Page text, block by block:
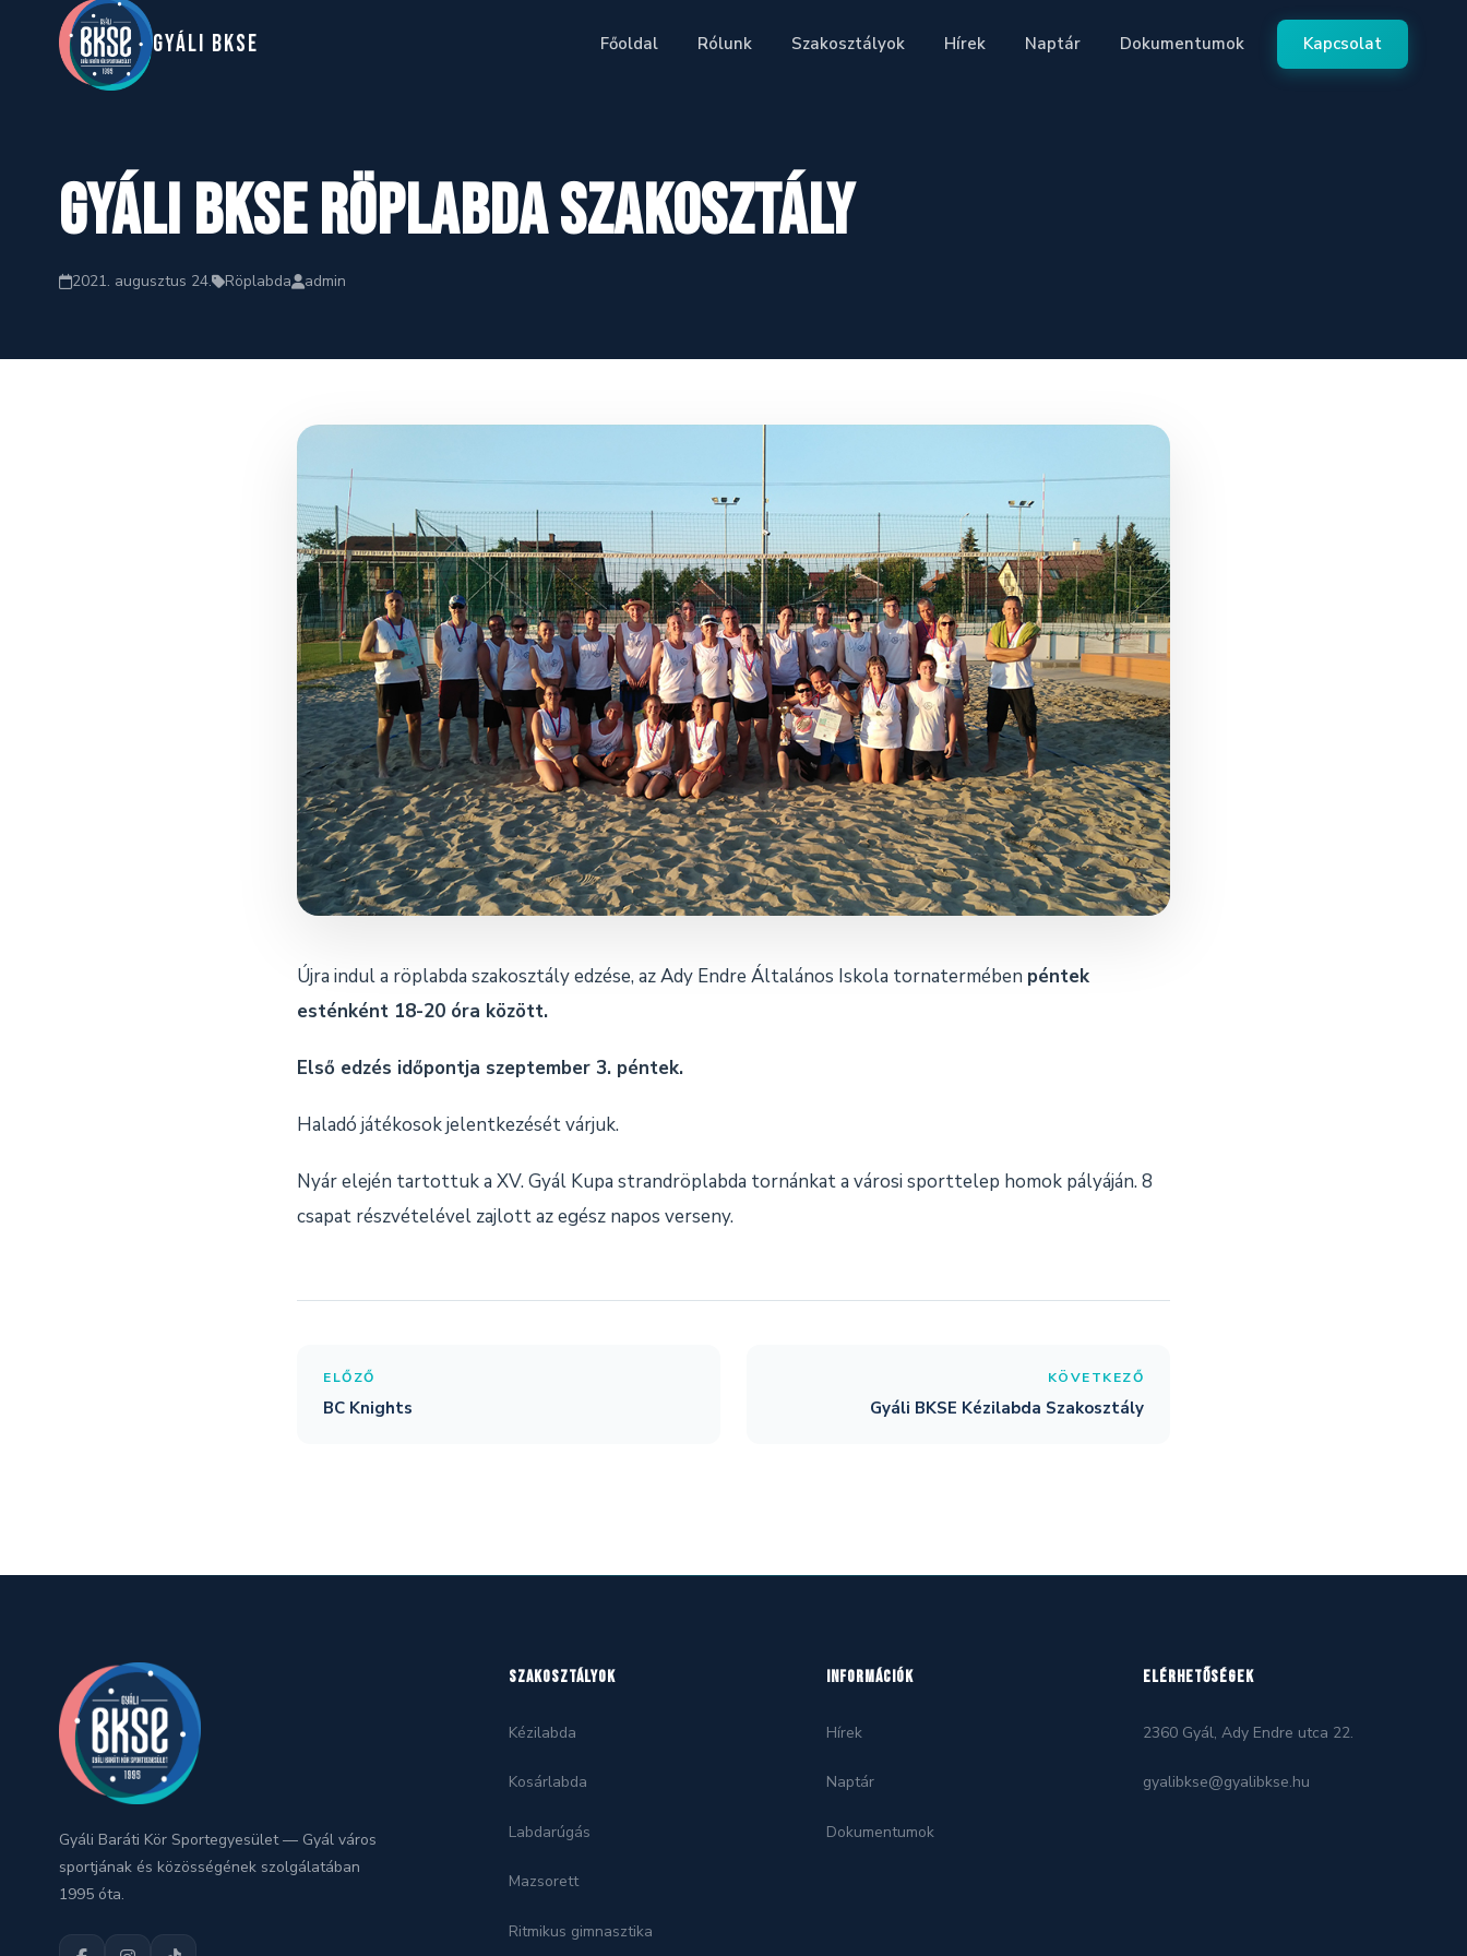
GYáLI BKSE Főoldal Rólunk Szakosztályok Hírek Naptár Dokumentumok Kapcsolat
Gyáli BKSE Röplabda Szakosztály
2021. augusztus 24. Röplabda admin
Újra indul a röplabda szakosztály edzése, az Ady Endre Általános Iskola tornatermében péntek
esténként 18-20 óra között.
Első edzés időpontja szeptember 3. péntek.
Haladó játékosok jelentkezését várjuk.
Nyár elején tartottuk a XV. Gyál Kupa strandröplabda tornánkat a városi sporttelep homok pályáján. 8
csapat részvételével zajlott az egész napos verseny.
ELŐZŐ
BC Knights
KÖVETKEZŐ
Gyáli BKSE Kézilabda Szakosztály
Gyáli Baráti Kör Sportegyesület — Gyál város
sportjának és közösségének szolgálatában
1995 óta.
SZAKOSZTÁLYOK
Kézilabda
Kosárlabda
Labdarúgás
Mazsorett
Ritmikus gimnasztika
INFORMÁCIÓK
Hírek
Naptár
Dokumentumok
ELÉRHETŐSÉGEK
2360 Gyál, Ady Endre utca 22.
gyalibkse@gyalibkse.hu